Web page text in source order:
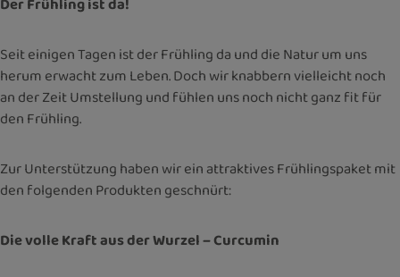
Seit einigen Tagen ist der Frühling da und die Natur um uns
herum erwacht zum Leben. Doch wir knabbern vielleicht noch
an der Zeit Umstellung und fühlen uns noch nicht ganz fit für
den Frühling.
Zur Unterstützung haben wir ein attraktives Frühlingspaket mit
den folgenden Produkten geschnürt:
Die volle Kraft aus der Wurzel – Curcumin